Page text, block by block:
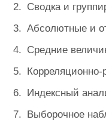
Сводка и
Абсолютные и
Средние
Корреляционно-
Индексный
Выборочное